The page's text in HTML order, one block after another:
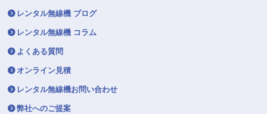
レンタル無線機 ブログ
レンタル無線機 コラム
よくある質問
オンライン見積
レンタル無線機お問い合わせ
弊社へのご提案